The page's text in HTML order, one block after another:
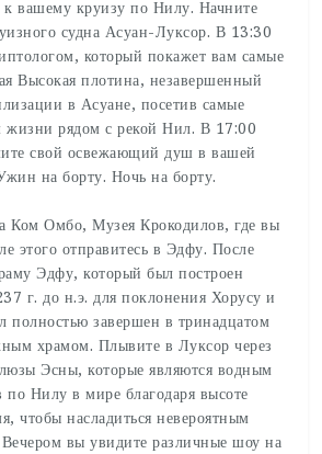
к вашему круизу по Нилу. Начните
судна Асуан-Луксор. В 13:30
который покажет вам самые
Высокая плотина, незавершенный
в Асуане, посетив самые
жизни рядом с рекой Нил. В 17:00
свой освежающий душ в вашей
на борту. Ночь на борту.
Ком Омбо, Музея Крокодилов, где вы
этого отправитесь в Эдфу. После
Эдфу, который был построен
г. до н.э. для поклонения Хорусу и
полностью завершен в тринадцатом
храмом. Плывите в Луксор через
Эсны, которые являются водным
Нилу в мире благодаря высоте
чтобы насладиться невероятным
вы увидите различные шоу на